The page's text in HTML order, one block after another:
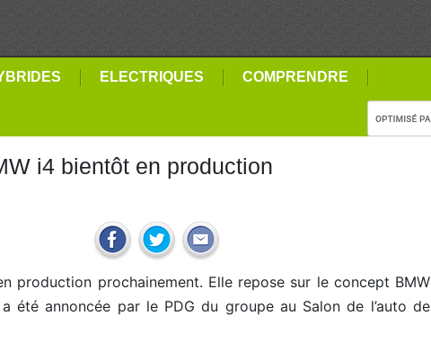
ELECTRIQUES COMPRENDRE
i4 bientôt en production
production prochainement. Elle repose sur le concept BMW
été annoncée par le PDG du groupe au Salon de l’auto de